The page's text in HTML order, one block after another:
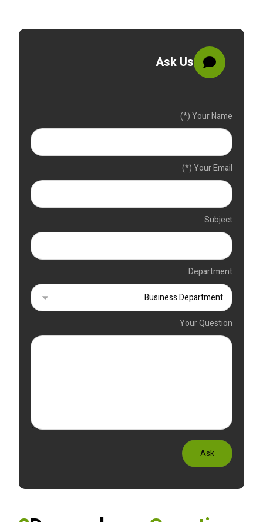
Ask Us
Your Name (*)
Your Email (*)
Subject
Department
Your Question
Ask